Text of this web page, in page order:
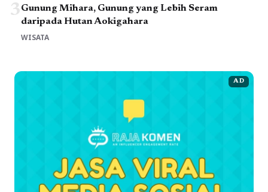
3Gunung Mihara, Gunung yang Lebih Seram
daripada Hutan Aokigahara
WISATA
AD